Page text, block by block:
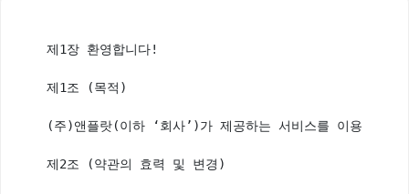
제1장 환영합니다!
제1조 (목적)
(주)앤플랏(이하 ‘회사’)가 제공하는 서비스를 이용해 주
제2조 (약관의 효력 및 변경)